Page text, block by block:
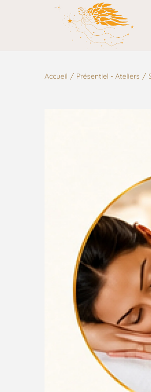
Accueil / Présentiel - Ateliers /